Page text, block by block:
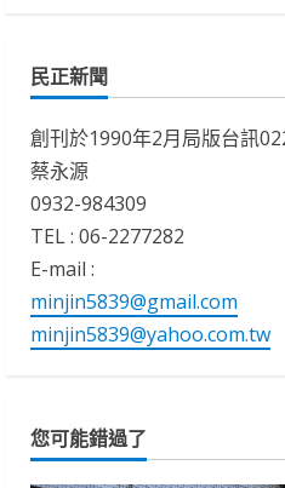
民正新聞
創刊於1990年2月局版台訊
蔡永源
0932-984309
TEL : 06-2277282
E-mail :
minjin5839@gmail.com
minjin5839@yahoo.com.tw
您可能錯過了